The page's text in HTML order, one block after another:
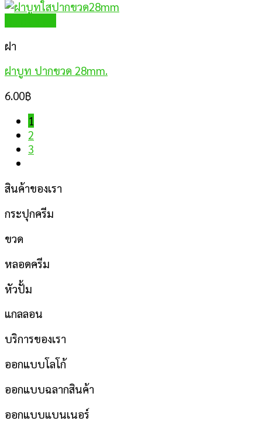
ฝา
ฝาบูท ปากขวด 28mm.
6.00฿
1
2
3
สินค้าของเรา
กระปุกครีม
ขวด
หลอดครีม
หัวปั้ม
แกลลอน
บริการของเรา
ออกแบบโลโก้
ออกแบบฉลากสินค้า
ออกแบบแบนเนอร์